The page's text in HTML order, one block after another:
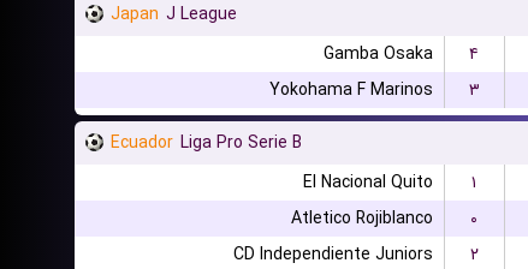
Japan J League
Gamba Osaka
۴
Yokohama F Marinos
۳
Ecuador Liga Pro Serie B
El Nacional Quito
۱
Atletico Rojiblanco
۰
CD Independiente Juniors
۲